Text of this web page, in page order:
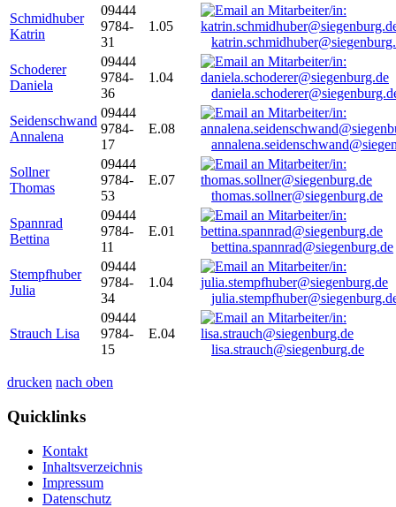
Schmidhuber
Katrin
09444
9784-
31
1.05
Schoderer
Daniela
09444
9784-
36
1.04
Seidenschwand
Annalena
09444
9784-
17
E.08
Sollner
Thomas
09444
9784-
53
E.07
thomas.sollner@siegenburg.de
Spannrad
Bettina
09444
9784-
11
E.01
bettina.spannrad@siegenburg.de
Stempfhuber
Julia
09444
9784-
34
1.04
Strauch Lisa
09444
9784-
15
E.04
lisa.strauch@siegenburg.de
drucken nach oben
Quicklinks
Kontakt
Inhaltsverzeichnis
Impressum
Datenschutz